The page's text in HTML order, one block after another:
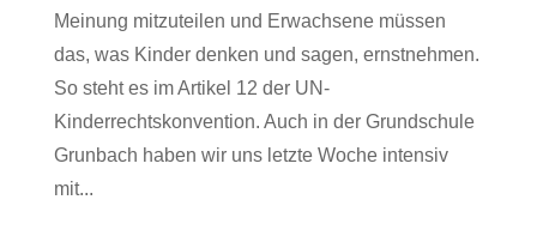
Meinung mitzuteilen und Erwachsene müssen
das, was Kinder denken und sagen, ernstnehmen.
So steht es im Artikel 12 der UN-
Kinderrechtskonvention. Auch in der Grundschule
Grunbach haben wir uns letzte Woche intensiv
mit...